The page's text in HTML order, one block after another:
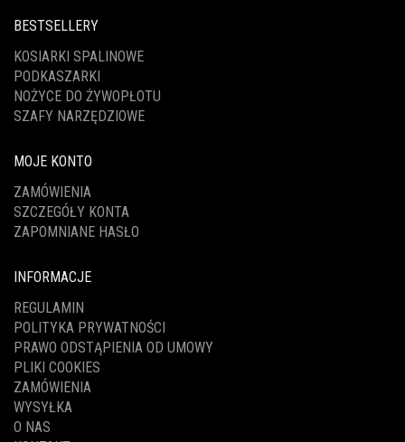
BESTSELLERY
KOSIARKI SPALINOWE
PODKASZARKI
NOŻYCE DO ŻYWOPŁOTU
SZAFY NARZĘDZIOWE
MOJE KONTO
ZAMÓWIENIA
SZCZEGÓŁY KONTA
ZAPOMNIANE HASŁO
INFORMACJE
REGULAMIN
POLITYKA PRYWATNOŚCI
PRAWO ODSTĄPIENIA OD UMOWY
PLIKI COOKIES
ZAMÓWIENIA
WYSYŁKA
O NAS